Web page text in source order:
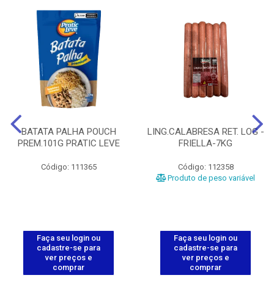
BATATA PALHA POUCH
PREM.101G PRATIC LEVE
Código: 111365
Faça seu login ou
cadastre-se para
ver preços e
comprar
LING.CALABRESA RET. LOG -
FRIELLA-7KG
Código: 112358
Produto de peso variável
Faça seu login ou
cadastre-se para
ver preços e
comprar